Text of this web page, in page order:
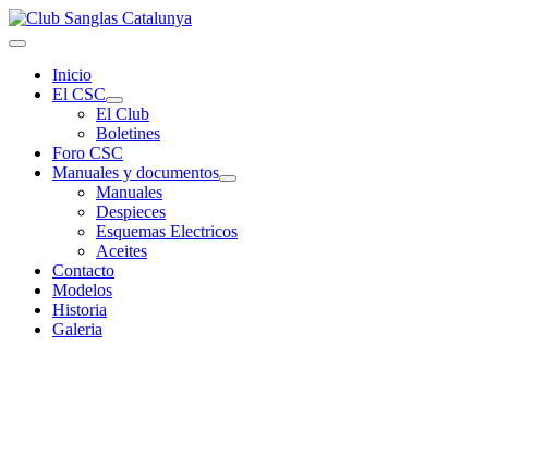
Inicio
El CSC
El Club
Boletines
Foro CSC
Manuales y documentos
Manuales
Despieces
Esquemas Electricos
Aceites
Contacto
Modelos
Historia
Galeria